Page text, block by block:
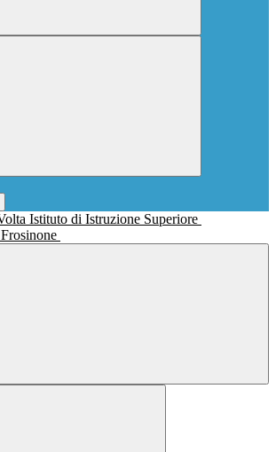
Istituto di Istruzione Superiore
Frosinone